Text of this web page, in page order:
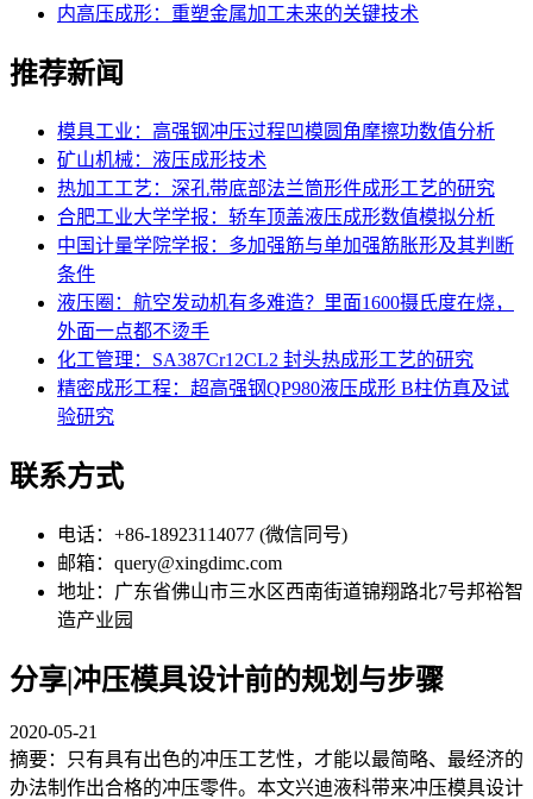
内高压成形：重塑金属加工未来的关键技术
推荐新闻
模具工业：高强钢冲压过程凹模圆角摩擦功数值分析
矿山机械：液压成形技术
热加工工艺：深孔带底部法兰筒形件成形工艺的研究
合肥工业大学学报：轿车顶盖液压成形数值模拟分析
中国计量学院学报：多加强筋与单加强筋胀形及其判断
条件
液压圈：航空发动机有多难造？里面1600摄氏度在烧，
外面一点都不烫手
化工管理：SA387Cr12CL2 封头热成形工艺的研究
精密成形工程：超高强钢QP980液压成形 B柱仿真及试
验研究
联系方式
电话：+86-18923114077 (微信同号)
邮箱：query@xingdimc.com
地址：广东省佛山市三水区西南街道锦翔路北7号邦裕智
造产业园
分享|冲压模具设计前的规划与步骤
2020-05-21
摘要：只有具有出色的冲压工艺性，才能以最简略、最经济的
办法制作出合格的冲压零件。本文兴迪液科带来冲压模具设计